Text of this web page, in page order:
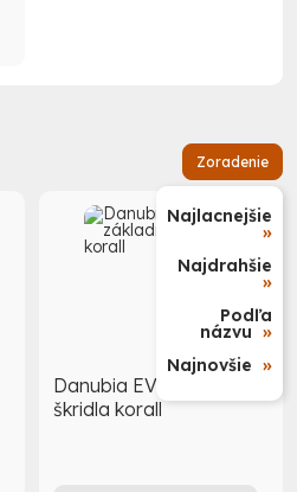
Zoradenie
Najlacnejšie
»
Najdrahšie
»
Podľa
názvu »
Najnovšie »
Danubia EVO základná
škridla korall